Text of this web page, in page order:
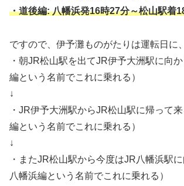
・道後編:八幡浜発16時27分～松山駅着
ですので、伊予灘ものがたりは運転日に、
・朝JR松山駅を出てJR伊予大洲駅に向
編という名前でこれに乗れる）
↓
・JR伊予大洲駅からJR松山駅に帰って
編という名前でこれに乗れる）
↓
・またJR松山駅から今度はJR八幡浜駅
八幡浜編という名前でこれに乗れる）